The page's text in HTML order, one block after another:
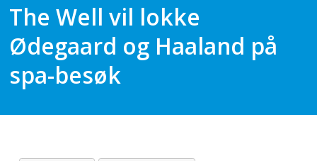
The Well vil lokke
Ødegaard og Haaland på
spa-besøk